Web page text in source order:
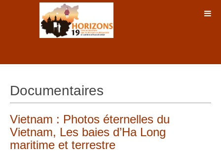
Documentaires
Vietnam : Photos éternelles du
Vietnam, Les baies d’Ha Long
maritime et terrestre